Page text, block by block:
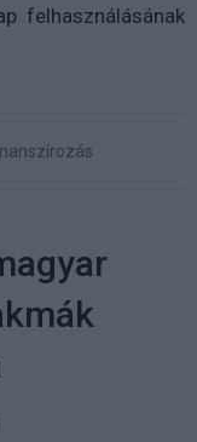
felhasználásának